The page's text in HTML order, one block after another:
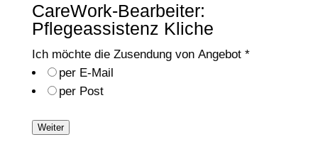
CareWork-Bearbeiter:
Pflegeassistenz Kliche
Ich möchte die Zusendung von Angebot *
per E-Mail
per Post
Weiter